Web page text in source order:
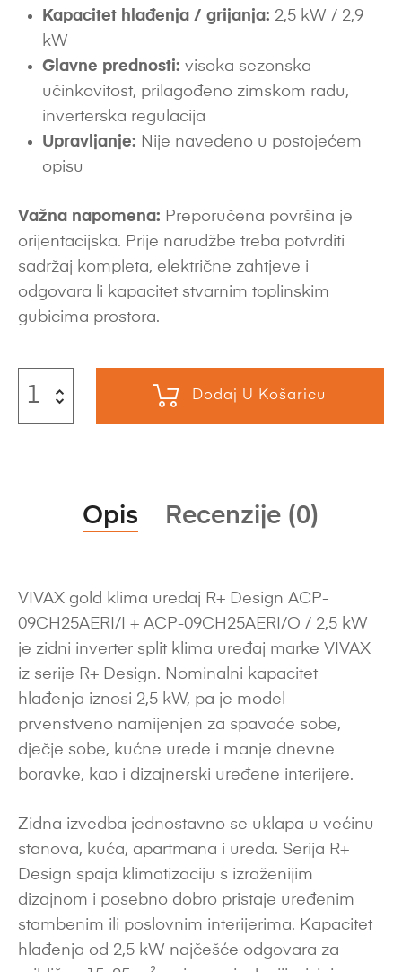
Kapacitet hlađenja / grijanja: 2,5 kW / 2,9
kW
Glavne prednosti: visoka sezonska
učinkovitost, prilagođeno zimskom radu,
inverterska regulacija
Upravljanje: Nije navedeno u postojećem
opisu
Važna napomena: Preporučena površina je
orijentacijska. Prije narudžbe treba potvrditi
sadržaj kompleta, električne zahtjeve i
odgovara li kapacitet stvarnim toplinskim
gubicima prostora.
Dodaj U Košaricu
Opis Recenzije (0)
VIVAX gold klima uređaj R+ Design ACP-
09CH25AERI/I + ACP-09CH25AERI/O / 2,5 kW
je zidni inverter split klima uređaj marke VIVAX
iz serije R+ Design. Nominalni kapacitet
hlađenja iznosi 2,5 kW, pa je model
prvenstveno namijenjen za spavaće sobe,
dječje sobe, kućne urede i manje dnevne
boravke, kao i dizajnerski uređene interijere.
Zidna izvedba jednostavno se uklapa u većinu
stanova, kuća, apartmana i ureda. Serija R+
Design spaja klimatizaciju s izraženijim
dizajnom i posebno dobro pristaje uređenim
stambenim ili poslovnim interijerima. Kapacitet
hlađenja od 2,5 kW najčešće odgovara za